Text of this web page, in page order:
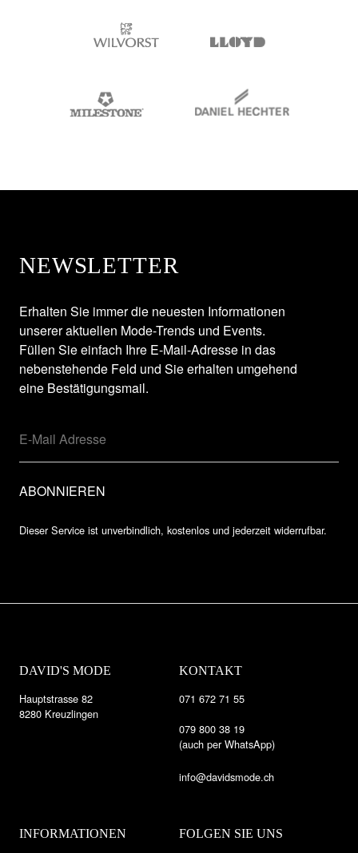
NEWSLETTER
Erhalten Sie immer die neuesten Informationen
unserer aktuellen Mode-Trends und Events.
Füllen Sie einfach Ihre E-Mail-Adresse in das
nebenstehende Feld und Sie erhalten umgehend
eine Bestätigungsmail.
Dieser Service ist unverbindlich, kostenlos und jederzeit widerrufbar.
DAVID'S MODE
Hauptstrasse 82
8280 Kreuzlingen
KONTAKT
071 672 71 55
079 800 38 19
(auch per WhatsApp)
info@davidsmode.ch
INFORMATIONEN FOLGEN SIE UNS